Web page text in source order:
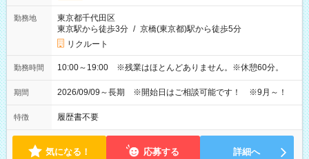
勤務地
東京都千代田区
東京駅から徒歩3分 / 京橋(東京都)駅から徒歩5分
リクルート
勤務時間 10:00～19:00 ※残業はほとんどありません。※休憩60分。
期間 2026/09/09～長期 ※開始日はご相談可能です！ ※9月～！
特徴 履歴書不要
気になる！ 応募する 詳細へ